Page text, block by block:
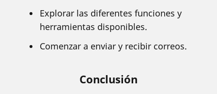
Explorar las diferentes funciones y
herramientas disponibles.
Comenzar a enviar y recibir correos.
Conclusión